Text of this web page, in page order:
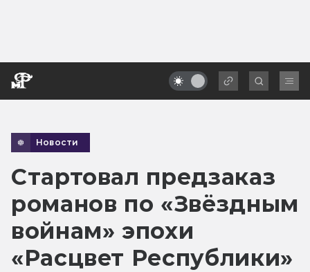
Новости
Стартовал предзаказ
романов по «Звёздным
войнам» эпохи
«Расцвет Республики»